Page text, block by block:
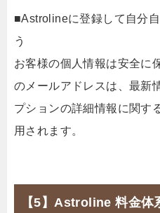
■Astrolineに登録して自分
う
お客様の個人情報は安全に
のメールアドレスは、最新
プションの詳細情報に関す
用されます。
【5】Astroline 料金体